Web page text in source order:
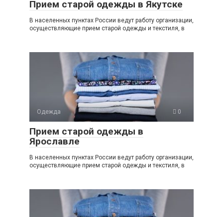
Прием старой одежды в Якутске
В населенных пунктах России ведут работу организации,
осуществляющие прием старой одежды и текстиля, в
Одежда 0
Прием старой одежды в
Ярославле
В населенных пунктах России ведут работу организации,
осуществляющие прием старой одежды и текстиля, в